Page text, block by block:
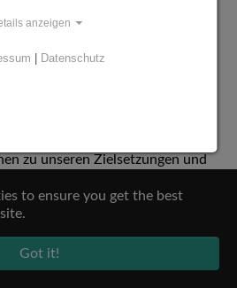
to ensure you get the best
Got it!
für Schüler und
Maßnahmen werden in enger
Schülervertretung und
und entschieden.
zu unseren Zielsetzungen und
hvzg.de/
anzeigen
Datenschutz